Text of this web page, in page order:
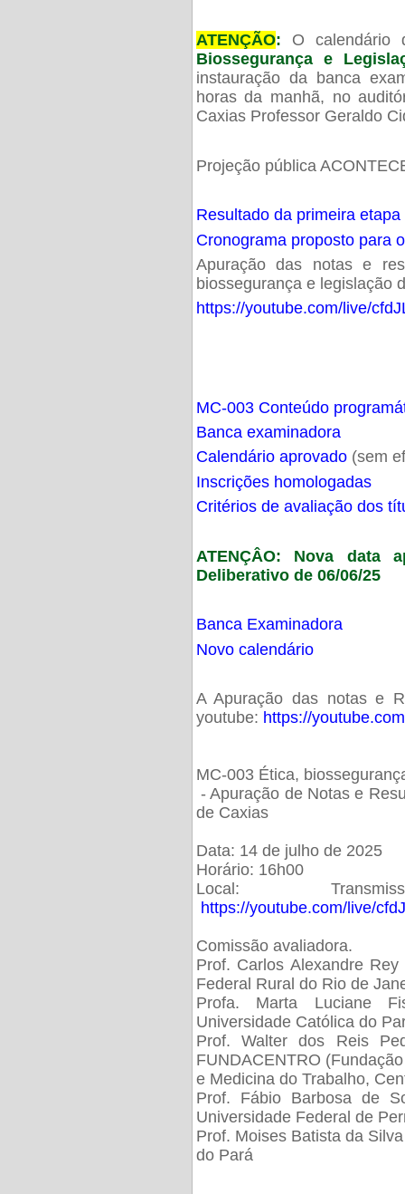
ATENÇÃO: O calendário
Biossegurança e
instauração da banca
horas da manhã, no
Caxias Professor Geraldo
Projeção pública
Resultado da primeira
Cronograma proposto para
Apuração das notas e
biossegurança e legislação
https://youtube.com/live/
MC-003 Conteúdo
Banca examinadora
Calendário aprovado(sem
Inscrições homologadas
Critérios de avaliação dos
ATENÇÂO: Nova data
Deliberativo de 06/06/25
Banca Examinadora
Novo calendário
A Apuração das notas e
youtube: https://
MC-003 Ética,
- Apuração de Notas e
de Caxias
Data: 14 de julho de 2025
Horário: 16h00
Local:
https://youtube.com/live/
Comissão avaliadora.
Prof. Carlos Alexandre
Federal Rural do Rio de
Profa. Marta Luciane
Universidade Católica do
Prof. Walter dos Reis
FUNDACENTRO
e Medicina do Trabalho,
Prof. Fábio Barbosa de
Universidade Federal de
Prof. Moises Batista da
do Pará